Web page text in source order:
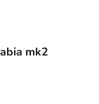
mk2